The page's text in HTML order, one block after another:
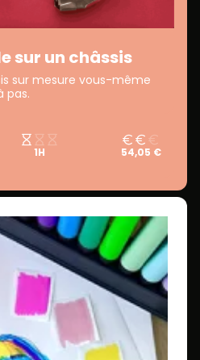
sur un châssis
sur mesure vous-même
pas.
1H 54,05 €